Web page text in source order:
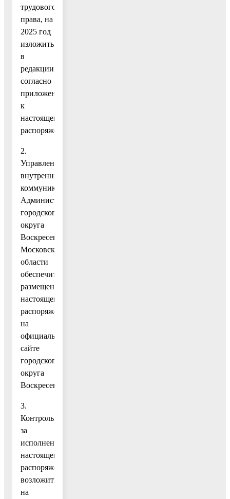
трудового
права, на
2025 год
изложить
в
редакции
согласно
приложению
к
настоящему
распоряжению.
2.
Управлению
внутренних
коммуникаций
Администрации
городского
округа
Воскресенск
Московской
области
обеспечить
размещение
настоящего
распоряжения
на
официальном
сайте
городского
округа
Воскресенск.
3.
Контроль
за
исполнением
настоящего
распоряжения
возложить
на